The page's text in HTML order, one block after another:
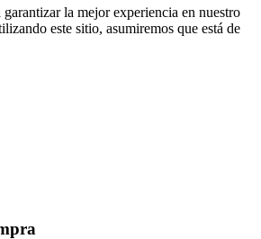
la mejor experiencia en nuestro
este sitio, asumiremos que está de